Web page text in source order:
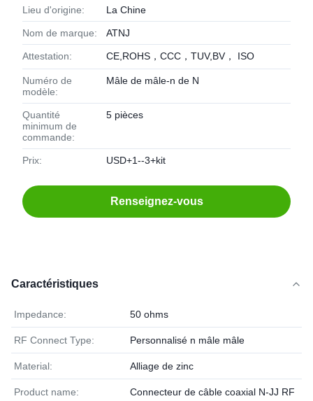
Lieu d'origine: La Chine
Nom de marque: ATNJ
Attestation: CE,ROHS，CCC，TUV,BV， ISO
Numéro de
modèle:
Mâle de mâle-n de N
Quantité
minimum de
commande:
5 pièces
Prix: USD+1--3+kit
Renseignez-vous
Caractéristiques
Impedance: 50 ohms
RF Connect Type: Personnalisé n mâle mâle
Material: Alliage de zinc
Product name: Connecteur de câble coaxial N-JJ RF